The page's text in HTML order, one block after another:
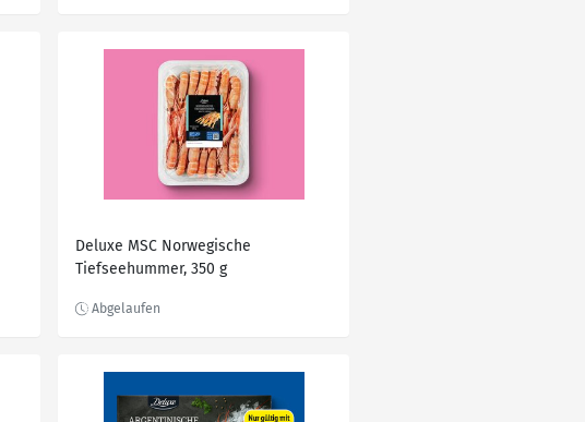
Deluxe MSC Norwegische
Tiefseehummer, 350 g